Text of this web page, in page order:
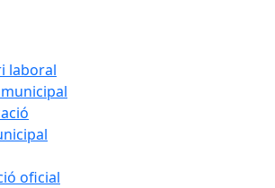
laboral
oficial